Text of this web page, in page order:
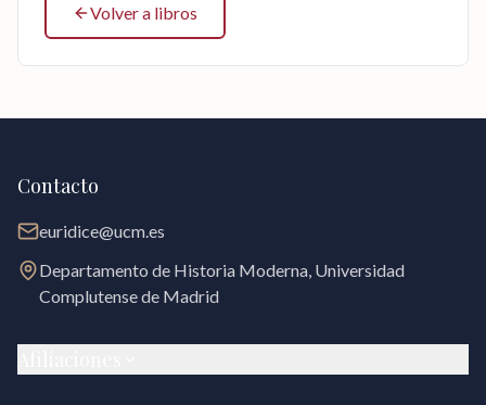
Volver a libros
Contacto
euridice@ucm.es
Departamento de Historia Moderna, Universidad
Complutense de Madrid